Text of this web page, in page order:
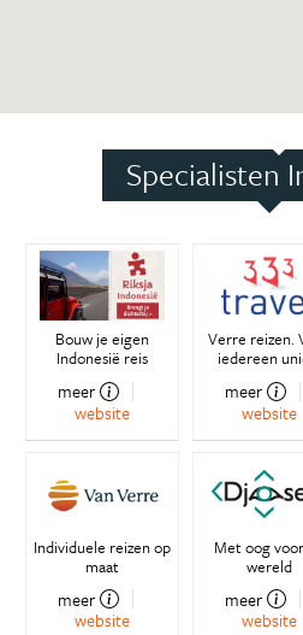
Specialisten
Bouw je eigen
Indonesië reis
meer
website
Verre reizen.
iedereen
meer
website
Individuele reizen op
maat
meer
website
Met oog
wereld
meer
website